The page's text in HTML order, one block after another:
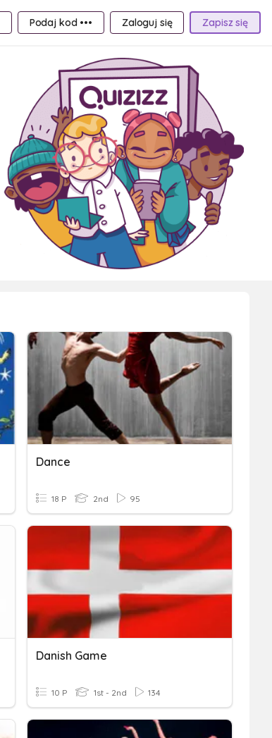
Podaj kod ••• Zaloguj się Zapisz się
Dance
18 P 2nd 95
Danish Game
10 P 1st - 2nd 134